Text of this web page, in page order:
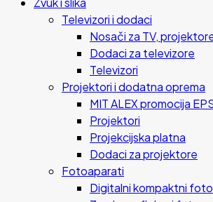
Televizori i dodaci
Nosači za TV,
Dodaci za televizore
Televizori
Projektori i dodatna oprema
MIT ALEX promocija
Projektori
Projekcijska platna
Dodaci za projektore
Fotoaparati
Digitalni kompaktni